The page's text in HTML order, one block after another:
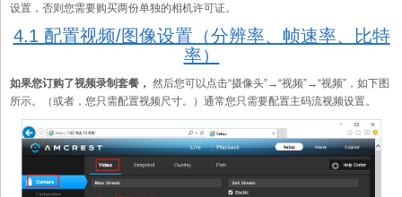
设置，否则您需要购买两份单独的相机许可证。
4.1 配置视频/图像设置（分辨率、帧速率、比特
率）
如果您订购了视频录制套餐， 然后您可以点击“摄像头”→“视频”→“视频”，如下图
所示。（或者，您只需配置视频尺寸。）通常您只需要配置主码流视频设置。